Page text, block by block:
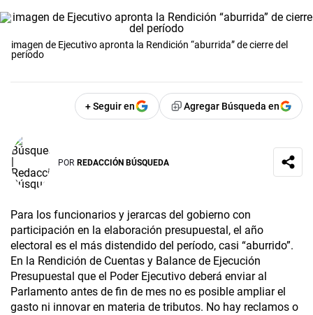
imagen de Ejecutivo apronta la Rendición “aburrida” de cierre del
período
+ Seguir en Agregar Búsqueda en
POR REDACCIÓN BÚSQUEDA
Para los funcionarios y jerarcas del gobierno con
participación en la elaboración presupuestal, el año
electoral es el más distendido del período, casi “aburrido”.
En la Rendición de Cuentas y Balance de Ejecución
Presupuestal que el Poder Ejecutivo deberá enviar al
Parlamento antes de fin de mes no es posible ampliar el
gasto ni innovar en materia de tributos. No hay reclamos o